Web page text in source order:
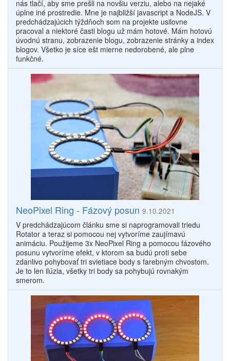
nás tlačí, aby sme prešli na novšiu verziu, alebo na nejaké
úplne iné prostredie. Mne je najbližší javascript a NodeJS. V
predchádzajúcich týždňoch som na projekte usilovne
pracoval a niektoré časti blogu už mám hotové. Mám hotovú
úvodnú stranu, zobrazenie blogu, zobrazenie stránky a index
blogov. Všetko je síce ešt mierne nedorobené, ale plne
funkčné.
NeoPixel Ring - Fázový posun 9.10.2021
V predchádzajúcom článku sme si naprogramovali triedu
Rotator a teraz si pomocou nej vytvoríme zaujímavú
animáciu. Použijeme 3x NeoPixel Ring a pomocou fázového
posunu vytvoríme efekt, v ktorom sa budú proti sebe
zdanlivo pohybovať tri svietiace body s farebným chvostom.
Je to len ilúzia, všetky tri body sa pohybujú rovnakým
smerom.